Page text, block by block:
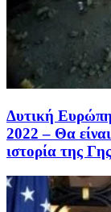
Δυτική
2022 – Θα
ιστορία της